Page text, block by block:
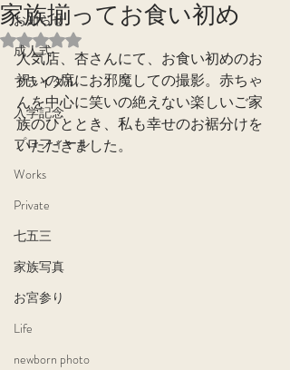
お知らせ
成人式
ブライダル
入学記念
プロフィール
Works
Private
七五三
家族写真
お宮参り
Life
newborn photo
家族揃ってお食い初め
5つ星のうちNaNと評価されています。
人気店、杏さんにて、お食い初めのお
祝いの席にお邪魔しての撮影。赤ちゃ
んを中心に笑いの絶えない楽しいご家
族のひととき、私も幸せのお裾分けを
いただきました。